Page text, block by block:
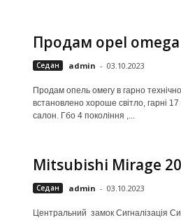
Продам opel omega
Седан admin - 03.10.2023
Продам опель омегу в гарно
встановлено хороше світло, гарні
салон. Гбо 4 покоління ,...
Mitsubishi Mirage
Седан admin - 03.10.2023
Центральний замок Сигналізація